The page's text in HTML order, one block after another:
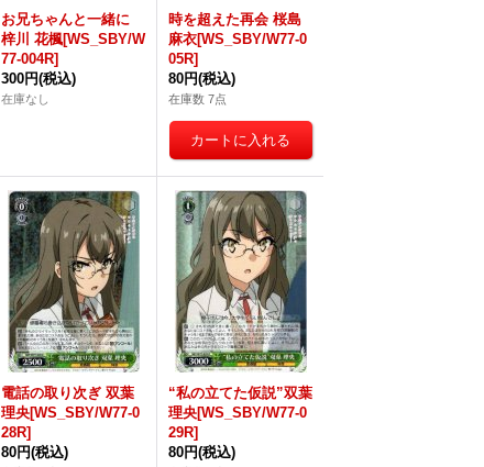
お兄ちゃんと一緒に
梓川 花楓[WS_SBY/W
77-004R]
300円(税込)
在庫なし
時を超えた再会 桜島
麻衣[WS_SBY/W77-0
05R]
80円(税込)
在庫数 7点
電話の取り次ぎ 双葉
理央[WS_SBY/W77-0
28R]
80円(税込)
“私の立てた仮説”双葉
理央[WS_SBY/W77-0
29R]
80円(税込)